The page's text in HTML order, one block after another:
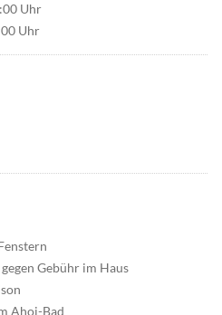
Uhr
Uhr
Gebühr im Haus
Ahoi-Bad